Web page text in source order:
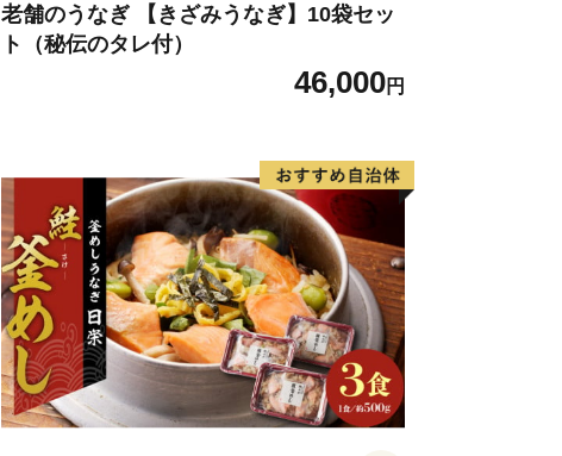
老舗のうなぎ 【きざみうなぎ】10袋セッ
ト（秘伝のタレ付）
46,000円